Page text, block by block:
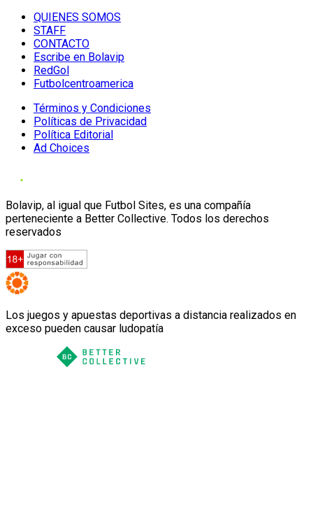
QUIENES SOMOS
STAFF
CONTACTO
Escribe en Bolavip
RedGol
Futbolcentroamerica
Términos y Condiciones
Políticas de Privacidad
Política Editorial
Ad Choices
Bolavip, al igual que Futbol Sites, es una compañía
perteneciente a Better Collective. Todos los derechos
reservados
Los juegos y apuestas deportivas a distancia realizados en
exceso pueden causar ludopatía